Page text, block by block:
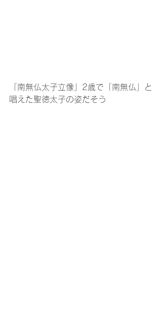
「南無仏太子立像」2歳で「南無仏」と
唱えた聖徳太子の姿だそう